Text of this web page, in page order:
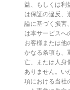
益、もしくは利
は保証の違反、
論に基づく損害
は本サービスへ
お客様または他
かなる条項も、
亡、または人身
ありません。い
項における当社